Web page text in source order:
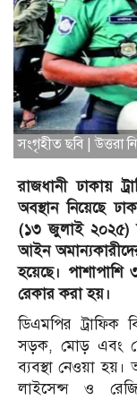
সংগৃহীত ছবি | উত্তরা
রাজধানী ঢাকায়
অবস্থান নিয়েছে
(১৩ জুলাই ২০২৫)
আইন
হয়েছে। পাশাপাশি
রেকার করা হয়।
ডিএমপির ট্রাফিক
সড়ক, মোড় এবং
ব্যবস্থা নেওয়া হয়।
লাইসেন্স ও